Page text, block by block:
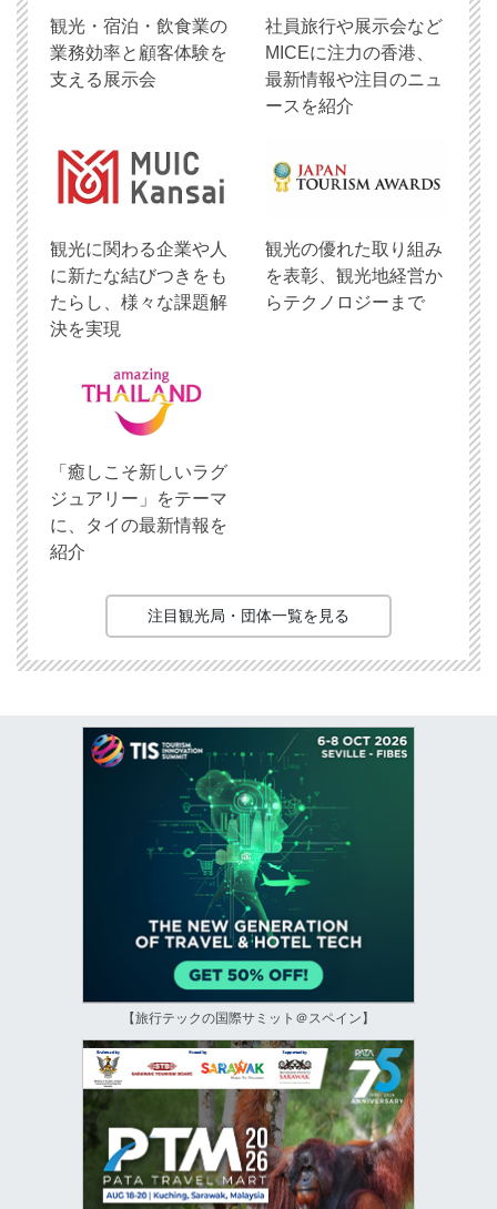
観光・宿泊・飲食業の
業務効率と顧客体験を
支える展示会
社員旅行や展示会など
MICEに注力の香港、
最新情報や注目のニュ
ースを紹介
観光に関わる企業や人
に新たな結びつきをも
たらし、様々な課題解
決を実現
観光の優れた取り組み
を表彰、観光地経営か
らテクノロジーまで
「癒しこそ新しいラグ
ジュアリー」をテーマ
に、タイの最新情報を
紹介
注目観光局・団体一覧を見る
【旅行テックの国際サミット＠スペイン】